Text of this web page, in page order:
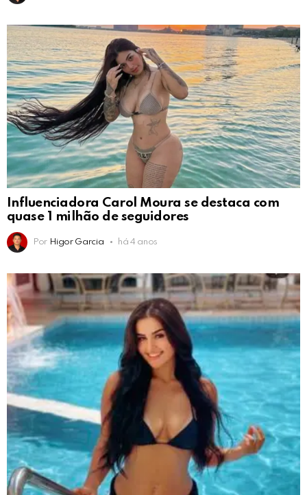
Influenciadora Carol Moura se destaca com
quase 1 milhão de seguidores
Por Higor Garcia há 4 anos